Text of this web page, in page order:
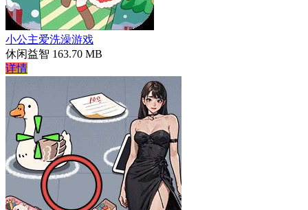
小公主爱洗澡游戏
休闲益智 163.70 MB
详情